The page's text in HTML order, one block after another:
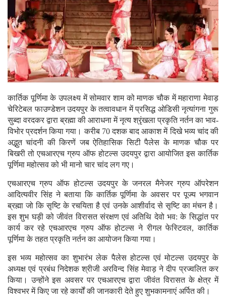
कार्तिक पूर्णिमा के उपलक्ष्य में सोमवार शाम को माणक चौक में महाराणा मेवाड़
चेरिटेबल फाउण्डेशन उदयपुर के तत्वावधान में प्रसिद्ध ओडिसी नृत्यांगना गुरू
सुब्दा वरदकर द्वारा ब्रह्मा की आराधना में नृत्य श्रृंखला प्रकृति नर्तन का भाव-
विभोर प्रदर्शन किया गया। करीब 70 दशक बाद आकाश में दिखे भव्य चांद की
अद्भुत चांदनी की किरणें जब ऐतिहासिक सिटी पैलेस के माणक चौक पर
बिखरी तो एचआरएच ग्रुप ऑफ होटल्स उदयपुर द्वारा आयोजित इस कार्तिक
पूर्णिमा महोत्सव को भी मानो चार चांद लग गए।
एचआरएच ग्रुप ऑफ होटल्स उदयपुर के जनरल मैनेजर ग्रुप ऑपरेशन
आदित्यवीर सिंह ने बताया कि कार्तिक पूर्णिमा के अवसर पर पूज्य भगवान
ब्रह्मा जो कि सृष्टि के रचयिता है एवं उनके आशीर्वाद से सृष्टि का मंचन है।
इस शुभ घड़ी को जीवंत विरासत संरक्षण एवं अतिथि देवो भव: के सिद्धांत पर
कार्य कर रहे एचआरएच ग्रुप ऑफ होटल्स ने रीगल फेस्टिवल, कार्तिक
पूर्णिमा के तहत प्रकृति नर्तन का आयोजन किया गया।
इस भव्य महोत्सव का शुभारंभ लेक पैलेस होटल्स एवं मोटल्स उदयपुर के
अध्यक्ष एवं प्रबंध निदेशक श्रीजी अरविन्द सिंह मेवाड़ ने दीप प्रज्वलित कर
किया। उन्होंने इस अवसर पर एचआरएच द्वारा जीवंत विरासत के क्षेत्र में
विश्वभर में किए जा रहे कार्यों की जानकारी देते हुए शुभकामनाएं अर्पित की।